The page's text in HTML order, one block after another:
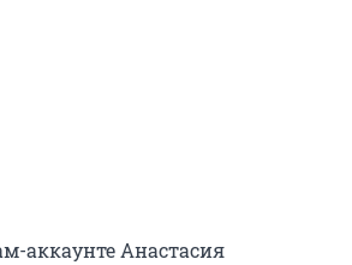
аккаунте Анастасия